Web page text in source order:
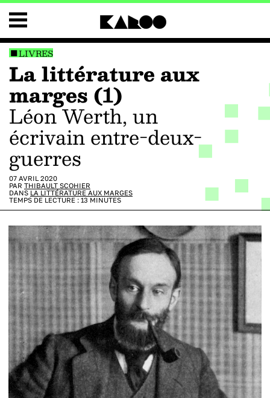
LIVRES
La littérature aux
marges (1)
Léon Werth, un
écrivain entre-deux-
guerres
07 AVRIL 2020
PAR THIBAULT SCOHIER
DANS LA LITTÉRATURE AUX MARGES
TEMPS DE LECTURE : 13 MINUTES